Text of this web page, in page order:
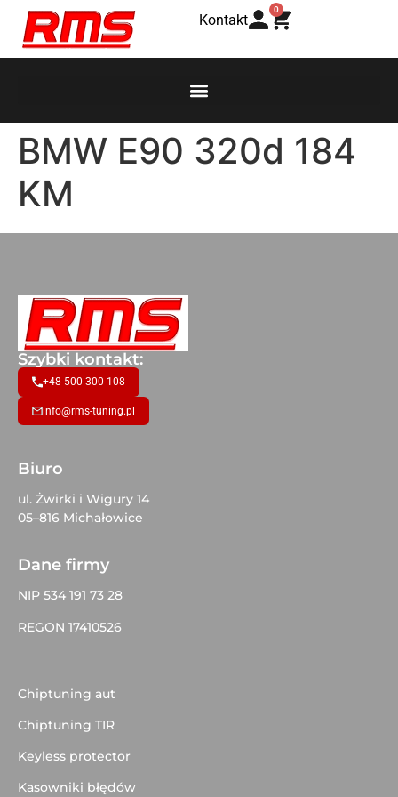
Kontakt
0
BMW E90 320d 184
KM
Szybki kontakt:
+48 500 300 108
info@rms-tuning.pl
Biuro
ul. Żwirki i Wigury 14
05–816 Michałowice
Dane firmy
NIP 534 191 73 28
REGON 17410526
Chiptuning aut
Chiptuning TIR
Keyless protector
Kasowniki błędów